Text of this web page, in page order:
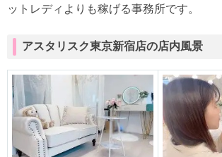
ットレディよりも稼げる事務所です。
アスタリスク東京新宿店の店内風景